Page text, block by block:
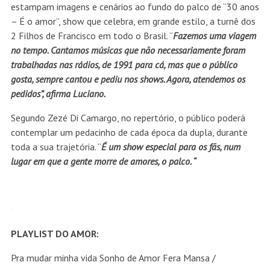
estampam imagens e cenários ao fundo do palco de “30 anos
– É o amor”, show que celebra, em grande estilo, a turnê dos
2 Filhos de Francisco em todo o Brasil. “Fazemos uma viagem
no tempo. Cantamos músicas que não necessariamente foram
trabalhadas nas rádios, de 1991 para cá, mas que o público
gosta, sempre cantou e pediu nos shows. Agora, atendemos os
pedidos”, afirma Luciano.
Segundo Zezé Di Camargo, no repertório, o público poderá
contemplar um pedacinho de cada época da dupla, durante
toda a sua trajetória. “É um show especial para os fãs, num
lugar em que a gente morre de amores, o palco. “
PLAYLIST DO AMOR:
Pra mudar minha vida Sonho de Amor Fera Mansa /